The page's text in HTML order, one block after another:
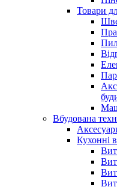
Товари
Вбудована
Кухонні